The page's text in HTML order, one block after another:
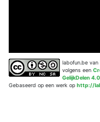
labofun.be van
volgens een
GelijkDelen
Gebaseerd op een werk op http://